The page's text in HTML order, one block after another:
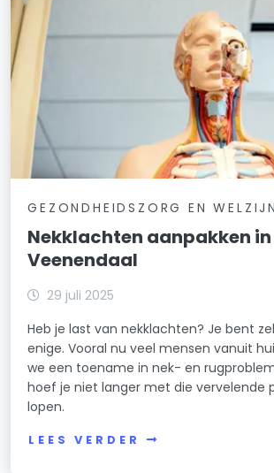
GEZONDHEIDSZORG EN
Nekklachten aanpakken in
Veenendaal
29 juli 2025
Heb je last van nekklachten? Je bent
enige. Vooral nu veel mensen vanuit
we een toename in nek- en
hoef je niet langer met die vervelende
lopen.
LEES VERDER